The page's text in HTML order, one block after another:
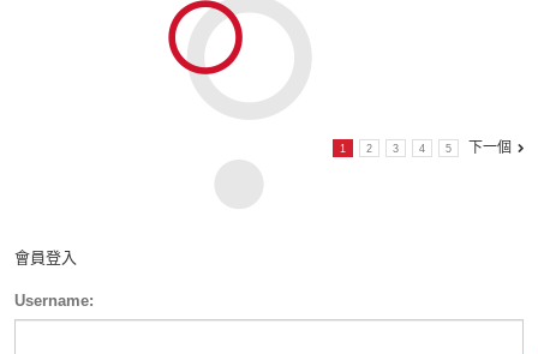
1 2 3 4 5 下一個
會員登入
Username: